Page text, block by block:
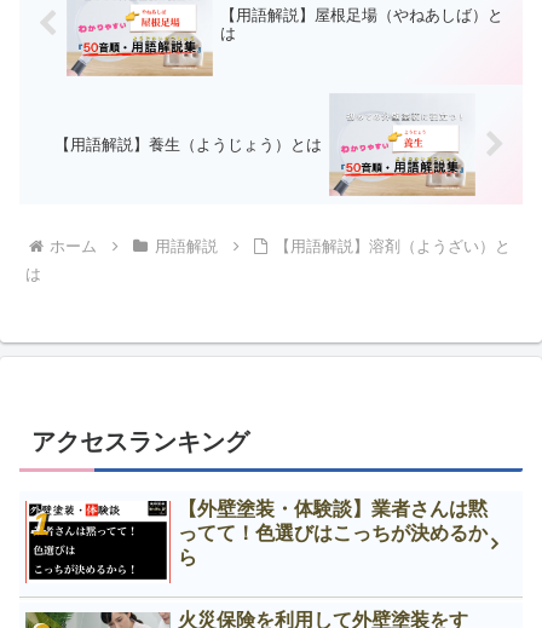
【用語解説】屋根足場（やねあしば）と
は
【用語解説】養生（ようじょう）とは
ホーム 用語解説
【用語解説】溶剤（ようざい）と
は
アクセスランキング
【外壁塗装・体験談】業者さんは黙
ってて！色選びはこっちが決めるか
ら
火災保険を利用して外壁塗装をす